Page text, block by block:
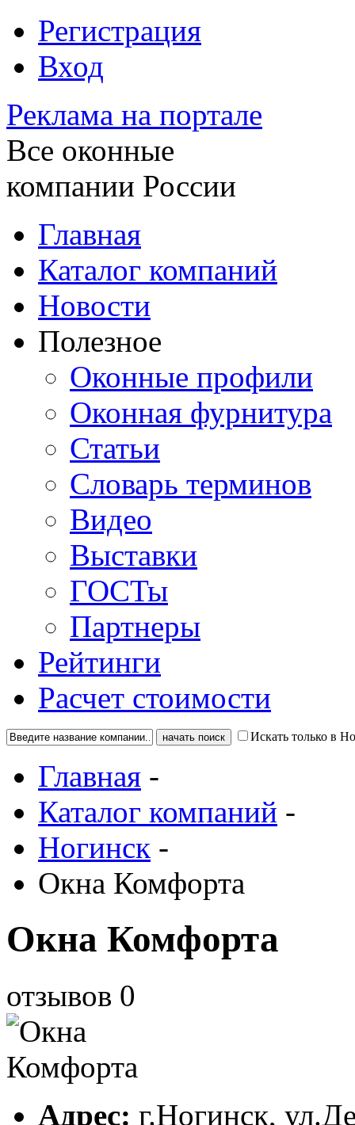
Регистрация
Вход
Реклама на портале
Все оконные
компании России
Главная
Каталог компаний
Новости
Полезное
Оконные профили
Оконная фурнитура
Статьи
Словарь терминов
Видео
Выставки
ГОСТы
Партнеры
Рейтинги
Расчет стоимости
Искать только в
Главная -
Каталог компаний -
Ногинск -
Окна Комфорта
Окна Комфорта
отзывов 0
Адрес: г.Ногинск,